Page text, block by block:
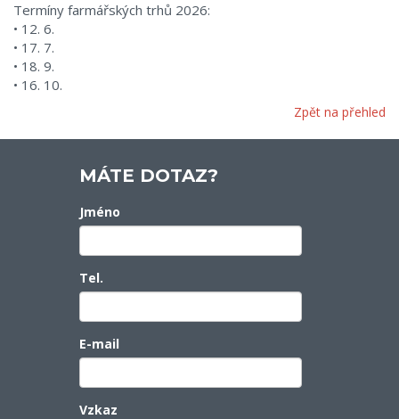
Termíny farmářských trhů 2026:
• 12. 6.
• 17. 7.
• 18. 9.
• 16. 10.
Zpět na přehled
MÁTE DOTAZ?
Jméno
Tel.
E-mail
Vzkaz